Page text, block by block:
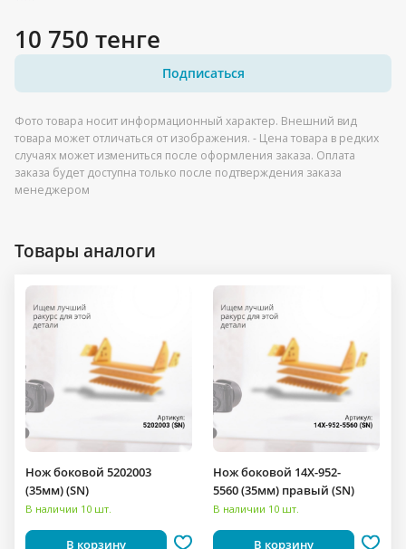
10 750 тенге
Подписаться
Фото товара носит информационный характер. Внешний вид
товара может отличаться от изображения. - Цена товара в редких
случаях может измениться после оформления заказа. Оплата
заказа будет доступна только после подтверждения заказа
менеджером
Товары аналоги
Нож боковой 5202003
(35мм) (SN)
В наличии 10 шт.
В корзину
Нож боковой 14X-952-
5560 (35мм) правый (SN)
В наличии 10 шт.
В корзину